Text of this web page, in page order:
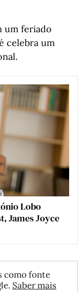
um feriado
celebra um
Lobo
James Joyce
como fonte
Saber mais